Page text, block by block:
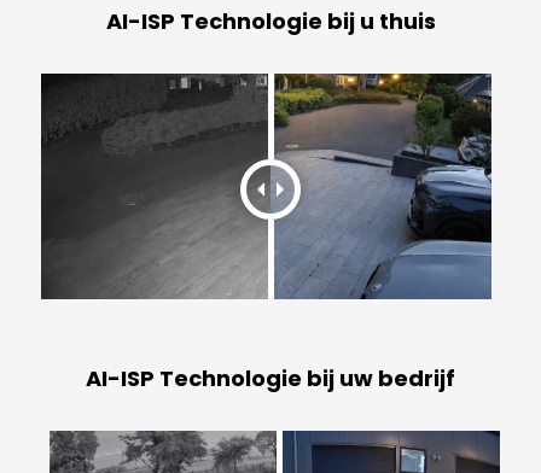
AI-ISP Technologie bij u thuis
AI-ISP Technologie bij uw bedrijf